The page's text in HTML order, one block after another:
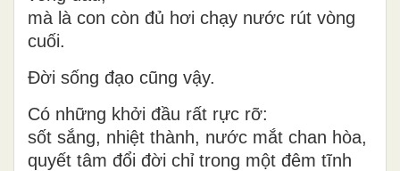
mà là con còn đủ hơi chạy nước rút vòng
cuối.
Đời sống đạo cũng vậy.
Có những khởi đầu rất rực rỡ:
sốt sắng, nhiệt thành, nước mắt chan hòa,
quyết tâm đổi đời chỉ trong một đêm tĩnh